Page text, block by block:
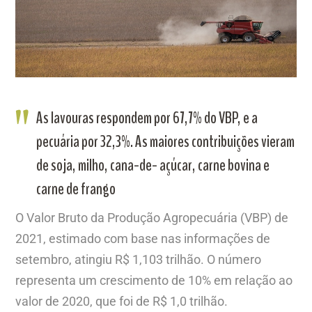
As lavouras respondem por 67,7% do VBP, e a
pecuária por 32,3%. As maiores contribuições vieram
de soja, milho, cana-de- açúcar, carne bovina e
carne de frango
O Valor Bruto da Produção Agropecuária (VBP) de
2021, estimado com base nas informações de
setembro, atingiu R$ 1,103 trilhão. O número
representa um crescimento de 10% em relação ao
valor de 2020, que foi de R$ 1,0 trilhão.